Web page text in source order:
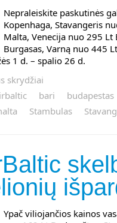
Nepraleiskite paskutinės
Kopenhaga, Stavangeris
Malta, Venecija nuo 295
Burgasas, Varną nuo 445
1 d. – spalio 26 d.
skrydžiai
bari budapestas
Stambulas
Ypač viliojančios kainos